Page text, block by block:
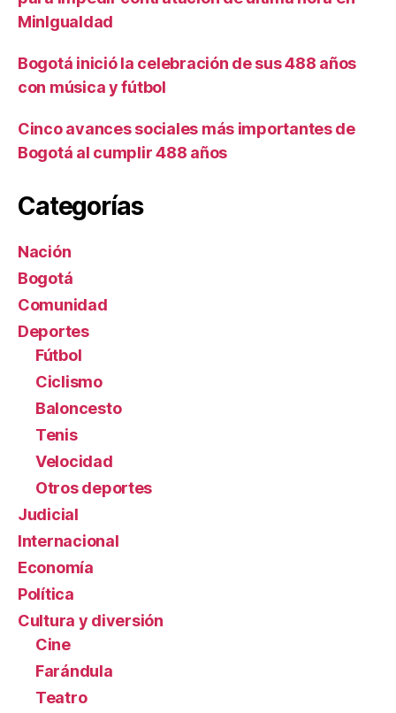
MinIgualdad
Bogotá inició la celebración de sus 488 años
con música y fútbol
Cinco avances sociales más importantes de
Bogotá al cumplir 488 años
Categorías
Nación
Bogotá
Comunidad
Deportes
Fútbol
Ciclismo
Baloncesto
Tenis
Velocidad
Otros deportes
Judicial
Internacional
Economía
Política
Cultura y diversión
Cine
Farándula
Teatro